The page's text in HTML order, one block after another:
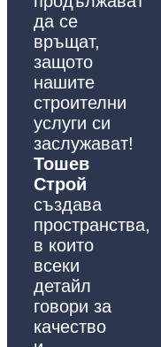
да се
връщат,
защото
нашите
строителни
услуги си
заслужават!
Тошев
Строй
създава
пространства,
в които
всеки
детайл
говори за
качество